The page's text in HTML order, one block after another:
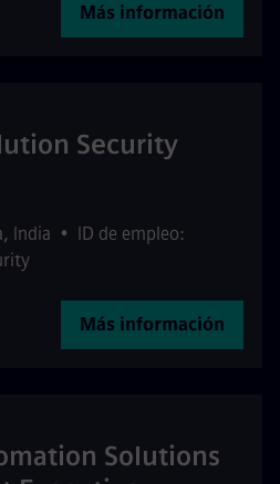
Más información
Security
, India • ID de empleo:
Más información
Solutions